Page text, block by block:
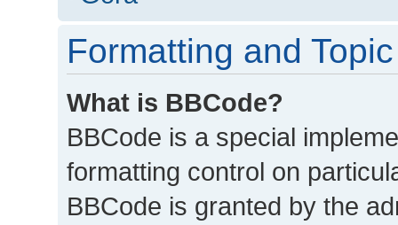
Formatting and
What is BBCode?
BBCode is a special
formatting control on
BBCode is granted by the